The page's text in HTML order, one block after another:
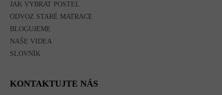
JAK VYBRAT POSTEL
ODVOZ STARÉ MATRACE
BLOGUJEME
NAŠE VIDEA
SLOVNÍK
KONTAKTUJTE NÁS